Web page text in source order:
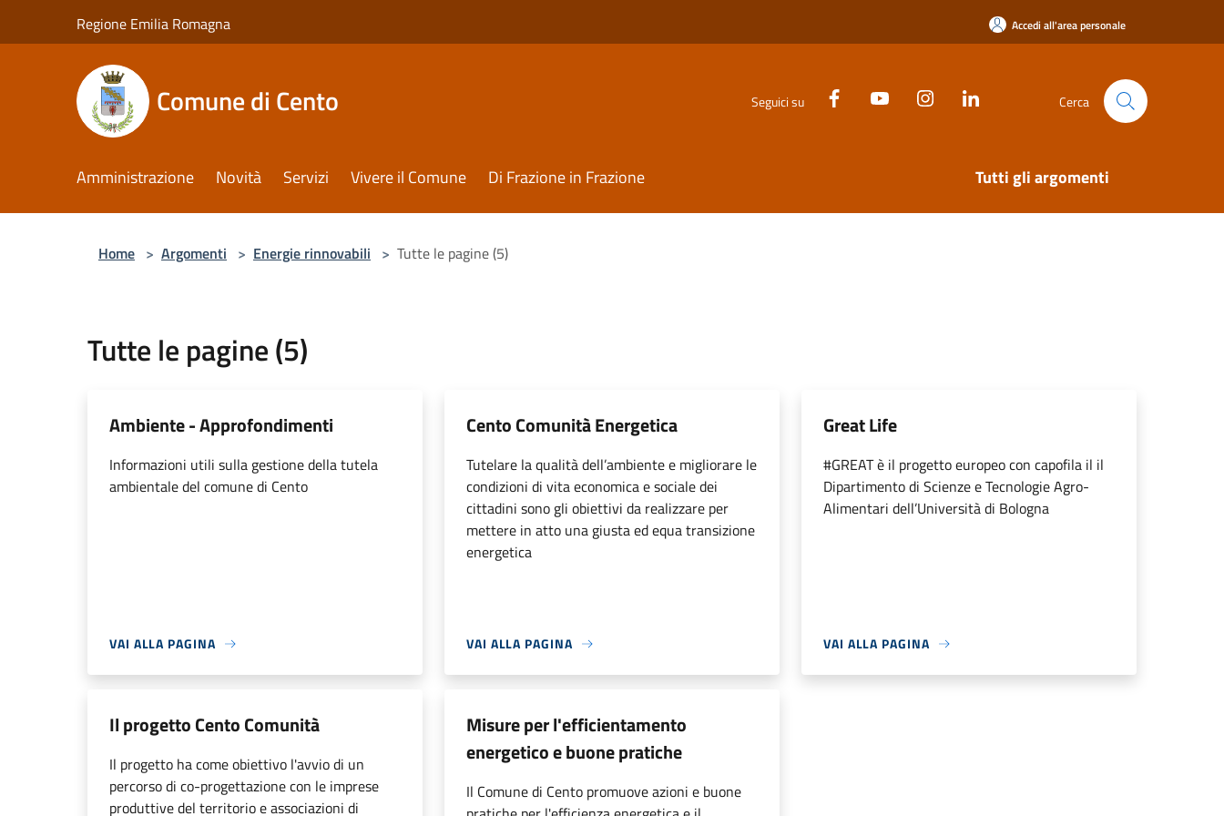
Regione Emilia Romagna Accedi all'area personale
Comune di Cento Seguici su Cerca
Amministrazione Novità Servizi Vivere il Comune Di Frazione in Frazione Tutti gli argomenti
Home > Argomenti > Energie rinnovabili > Tutte le pagine (5)
Tutte le pagine (5)
Ambiente - Approfondimenti
Informazioni utili sulla gestione della tutela
ambientale del comune di Cento
VAI ALLA PAGINA
Cento Comunità Energetica
Tutelare la qualità dell’ambiente e migliorare le
condizioni di vita economica e sociale dei
cittadini sono gli obiettivi da realizzare per
mettere in atto una giusta ed equa transizione
energetica
VAI ALLA PAGINA
Great Life
#GREAT è il progetto europeo con capofila il il
Dipartimento di Scienze e Tecnologie Agro-
Alimentari dell’Università di Bologna
VAI ALLA PAGINA
Il progetto Cento Comunità
Il progetto ha come obiettivo l'avvio di un
percorso di co-progettazione con le imprese
produttive del territorio e associazioni di
Misure per l'efficientamento
energetico e buone pratiche
Il Comune di Cento promuove azioni e buone